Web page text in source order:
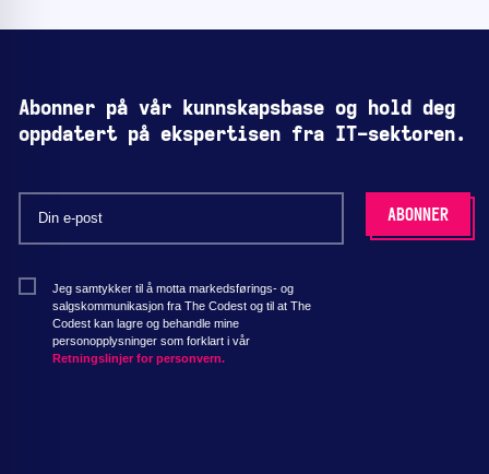
Abonner på vår kunnskapsbase og hold deg
oppdatert på ekspertisen fra IT-sektoren.
Jeg samtykker til å motta markedsførings- og
salgskommunikasjon fra The Codest og til at The
Codest kan lagre og behandle mine
personopplysninger som forklart i vår
Retningslinjer for personvern.